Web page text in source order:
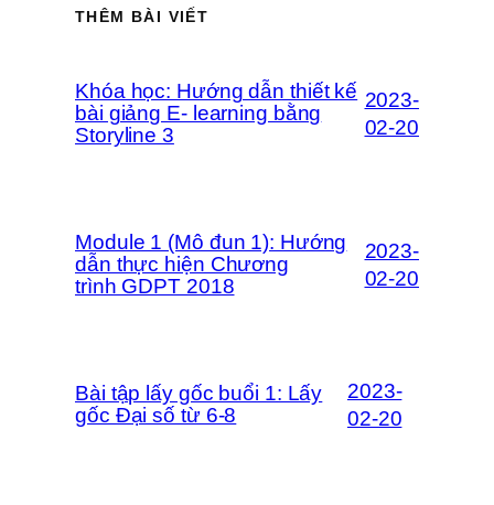
THÊM BÀI VIẾT
Khóa học: Hướng dẫn thiết kế
bài giảng E- learning bằng
Storyline 3
2023-
02-20
Module 1 (Mô đun 1): Hướng
dẫn thực hiện Chương
trình GDPT 2018
2023-
02-20
Bài tập lấy gốc buổi 1: Lấy
gốc Đại số từ 6-8
2023-
02-20